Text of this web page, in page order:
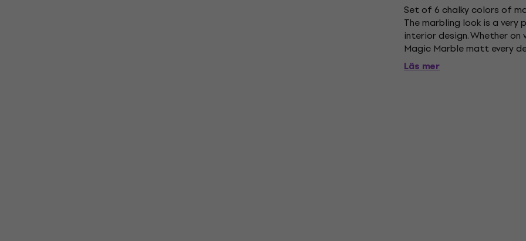
Set of 6 chalky colors of
The marbling look is a
interior design. Whether
Magic Marble matt every
matches perfect to shabby
Läs mer